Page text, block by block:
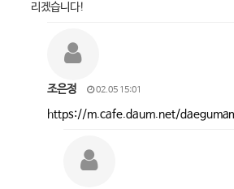
리겠습니다!
조은정 02.05 15:01
https://m.cafe.daum.net/